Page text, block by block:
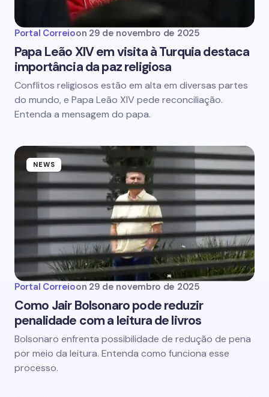
Portal Correioon 29 de novembro de 2025
Papa Leão XIV em visita à Turquia destaca
importância da paz religiosa
Conflitos religiosos estão em alta em diversas partes
do mundo, e Papa Leão XIV pede reconciliação.
Entenda a mensagem do papa.
NEWS
Portal Correioon 29 de novembro de 2025
Como Jair Bolsonaro pode reduzir
penalidade com a leitura de livros
Bolsonaro enfrenta possibilidade de redução de pena
por meio da leitura. Entenda como funciona esse
processo.